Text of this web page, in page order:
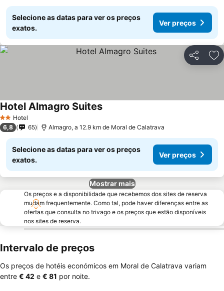
Selecione as datas para ver os preços
exatos.
Ver preços
Partilhar
2 Estrelas
Hotel
Hotel Almagro Suites
6,8 65 Almagro, a 12.9 km de Moral de Calatrava
Selecione as datas para ver os preços
exatos.
Ver preços
Mostrar mais
Os preços e a disponibilidade que recebemos dos sites de reserva
mudam frequentemente. Como tal, pode haver diferenças entre as
ofertas que consulta no trivago e os preços que estão disponíveis
nos sites de reserva.
Intervalo de preços
Os preços de hotéis económicos em Moral de Calatrava variam
entre ‎€ 42 e ‎€ 81 por noite.